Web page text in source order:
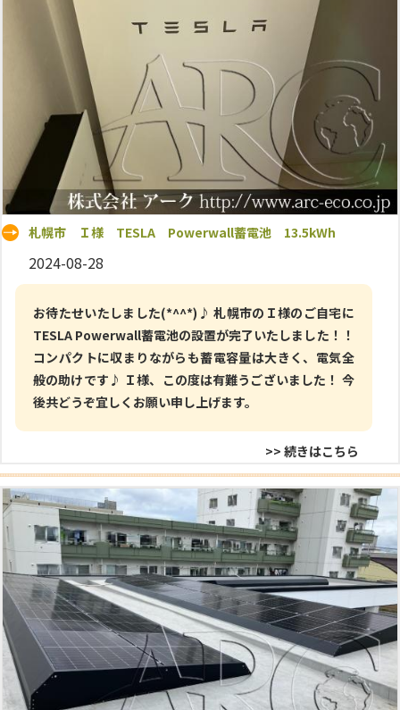
札幌市 Ｉ様 TESLA Powerwall蓄電池 13.5kWh
2024-08-28
お待たせいたしました(*^^*)♪ 札幌市のＩ様のご自宅に
TESLA Powerwall蓄電池の設置が完了いたしました！！
コンパクトに収まりながらも蓄電容量は大きく、電気全
般の助けです♪ Ｉ様、この度は有難うございました！ 今
後共どうぞ宜しくお願い申し上げます。
>> 続きはこちら